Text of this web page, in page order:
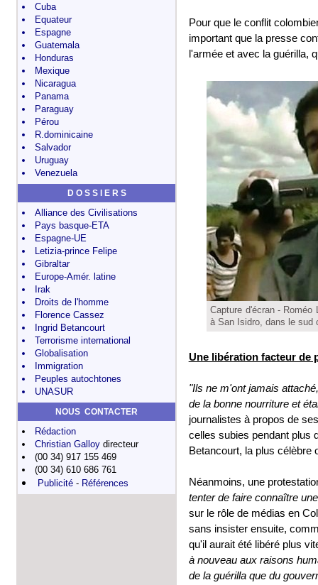
Pour que le conflit
important que la presse
l'armée et avec la guérilla,
Capture d'écran -
à San Isidro, dans le sud
Une libération facteur de
"Ils ne m'ont jamais
de la bonne nourriture et
journalistes à propos de
celles subies pendant plus
Betancourt, la plus célèbre
Néanmoins, une
tenter de faire connaître
sur le rôle de médias en
sans insister ensuite,
qu'il aurait été libéré plus
à nouveau aux raisons
de la guérilla que du
Cuba
Equateur
Espagne
Guatemala
Honduras
Mexique
Nicaragua
Panama
Paraguay
Pérou
R.dominicaine
Salvador
Uruguay
Venezuela
D O S S I E R S
Alliance des Civilisations
Pays basque-ETA
Espagne-UE
Letizia-prince Felipe
Gibraltar
Europe-Amér. latine
Irak
Droits de l'homme
Florence Cassez
Ingrid Betancourt
Terrorisme international
Globalisation
Immigration
Peuples autochtones
UNASUR
NOUS CONTACTER
Rédaction
Christian Galloy directeur
(00 34) 917 155 469
(00 34) 610 686 761
Publicité - Références